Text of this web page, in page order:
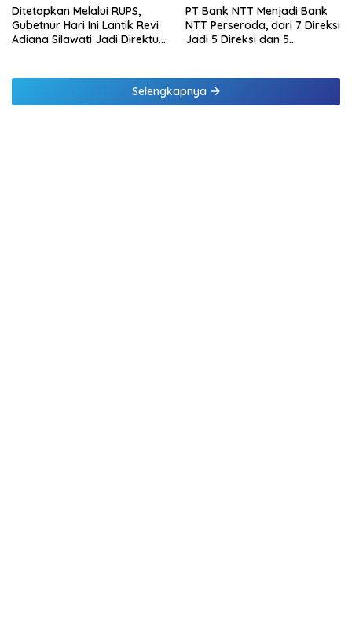
Ditetapkan Melalui RUPS,
Gubetnur Hari Ini Lantik Revi
Adiana Silawati Jadi Direktur
PT Bank NTT Menjadi Bank
NTT Perseroda, dari 7 Direksi
Jadi 5 Direksi dan 5
Selengkapnya